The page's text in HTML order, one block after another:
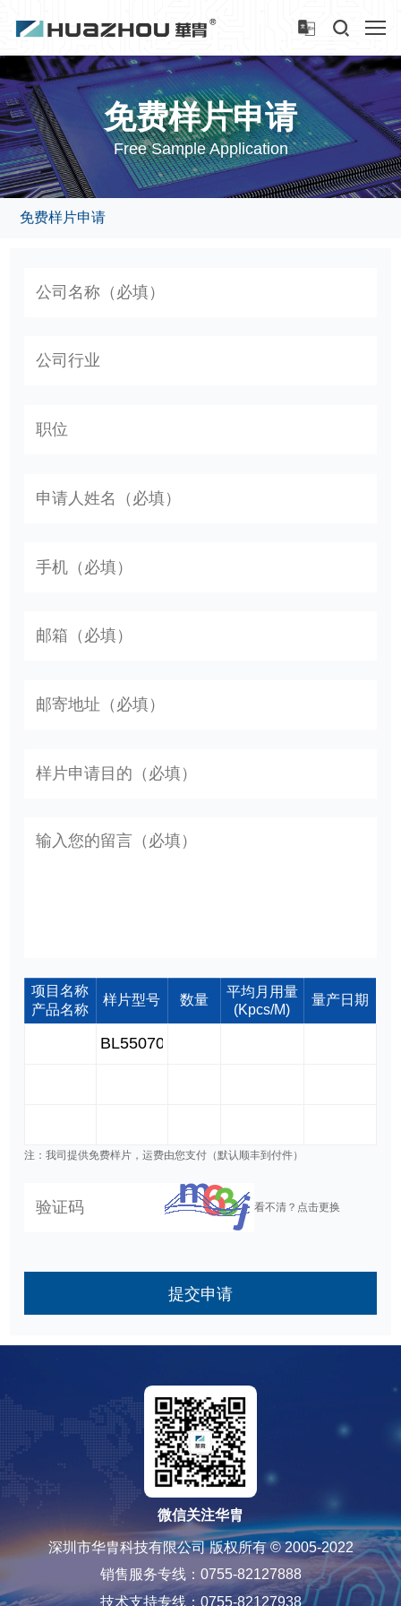
免费样片申请
Free Sample Application
免费样片申请
项目名称
产品名称
样片型号 数量
平均月用量
(Kpcs/M)
量产日期
注：我司提供免费样片，运费由您支付（默认顺丰到付件）
看不清？点击更换
提交申请
微信关注华胄
深圳市华胄科技有限公司 版权所有 © 2005-2022
销售服务专线：0755-82127888
技术支持专线：0755-82127938